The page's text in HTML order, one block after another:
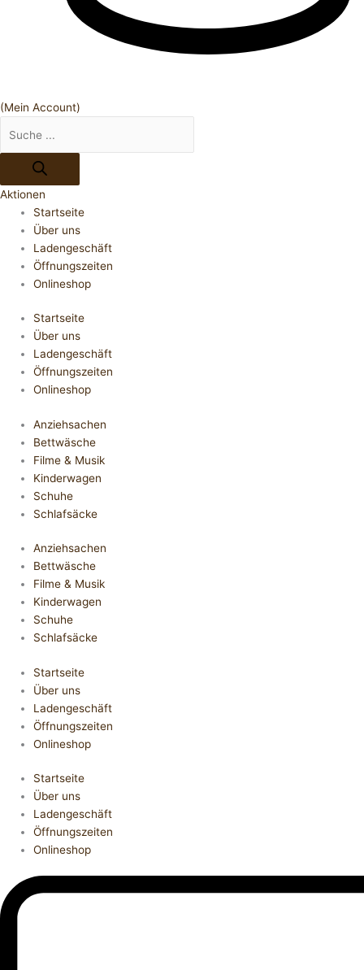
(Mein Account)
Aktionen
Startseite
Über uns
Ladengeschäft
Öffnungszeiten
Onlineshop
Startseite
Über uns
Ladengeschäft
Öffnungszeiten
Onlineshop
Anziehsachen
Bettwäsche
Filme & Musik
Kinderwagen
Schuhe
Schlafsäcke
Anziehsachen
Bettwäsche
Filme & Musik
Kinderwagen
Schuhe
Schlafsäcke
Startseite
Über uns
Ladengeschäft
Öffnungszeiten
Onlineshop
Startseite
Über uns
Ladengeschäft
Öffnungszeiten
Onlineshop